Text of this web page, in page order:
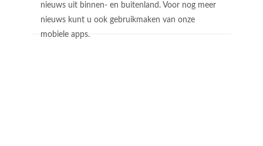
nieuws uit binnen- en buitenland. Voor nog meer
nieuws kunt u ook gebruikmaken van onze
mobiele apps.